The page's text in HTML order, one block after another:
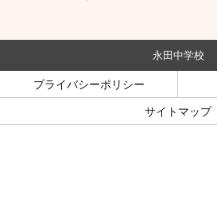
永田中学校
プライバシーポリシー
サイトマップ